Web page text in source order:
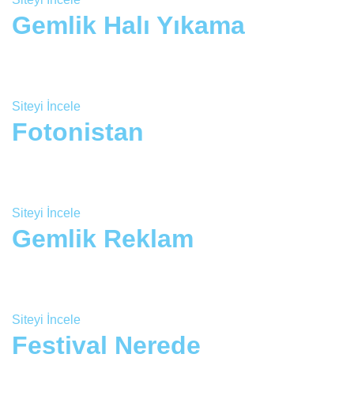
Gemlik Halı Yıkama
Siteyi İncele
Fotonistan
Siteyi İncele
Gemlik Reklam
Siteyi İncele
Festival Nerede